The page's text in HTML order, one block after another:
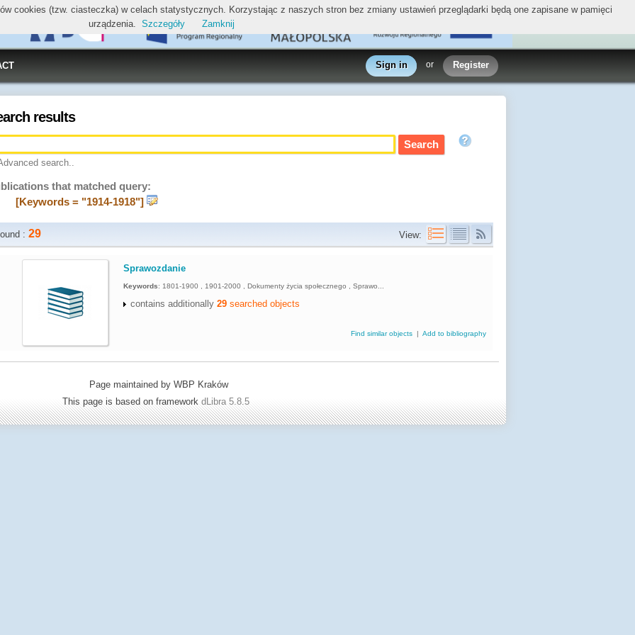
Sign in or Register
results
search..
that matched query:
[Keywords = "1914-1918"]
:29 View:
Sprawozdanie
Keywords: 1801-1900 , 1901-2000 , Dokumenty życia społecznego , Sprawo...
contains additionally29 searched objects
Find similar objects |Add to bibliography
Page maintained by WBP Kraków
This page is based on framework dLibra 5.8.5
cookies (tzw. ciasteczka) w celach statystycznych. Korzystając z naszych stron bez zmiany ustawień przeglądarki będą one zapisane w pamięci
urządzenia. Szczegóły Zamknij